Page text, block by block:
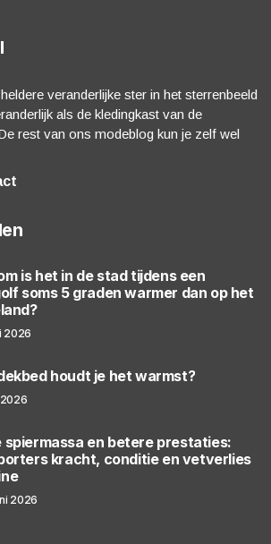
veranderlijke ster in het sterrenbeeld
als de kledingkast van de
rest van ons modeblog kun je zelf wel
is het in de stad tijdens een
soms 5 graden warmer dan op het
2026
houdt je het warmst?
spiermassa en betere prestaties:
kracht, conditie en vetverlies
2026